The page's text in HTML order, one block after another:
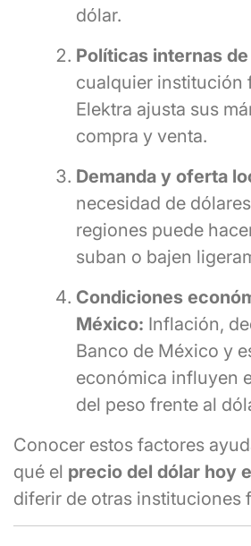
dólar.
Políticas internas
cualquier institución
Elektra ajusta sus
compra y venta.
Demanda y oferta
necesidad de
regiones puede
suban o bajen
Condiciones
México: Inflación,
Banco de México y
económica influyen
del peso frente al
Conocer estos factores
qué el precio del dólar hoy
diferir de otras instituciones